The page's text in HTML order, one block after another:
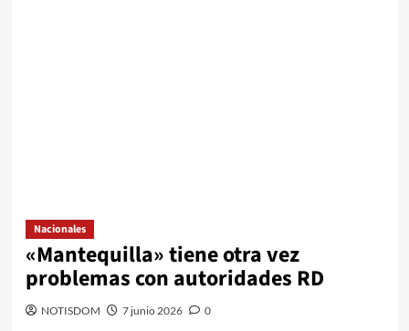
Nacionales
«Mantequilla» tiene otra vez
problemas con autoridades RD
NOTISDOM 7 junio 2026 0